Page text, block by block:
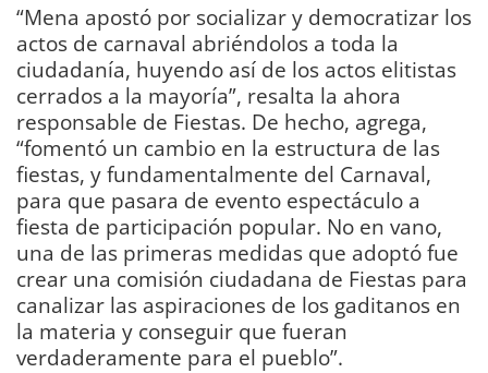
“Mena apostó por socializar y democratizar los
actos de carnaval abriéndolos a toda la
ciudadanía, huyendo así de los actos elitistas
cerrados a la mayoría”, resalta la ahora
responsable de Fiestas. De hecho, agrega,
“fomentó un cambio en la estructura de las
fiestas, y fundamentalmente del Carnaval,
para que pasara de evento espectáculo a
fiesta de participación popular. No en vano,
una de las primeras medidas que adoptó fue
crear una comisión ciudadana de Fiestas para
canalizar las aspiraciones de los gaditanos en
la materia y conseguir que fueran
verdaderamente para el pueblo”.